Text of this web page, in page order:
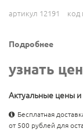
артикул 12191 код
Подробнее
узнать
Актуальные цены
Бесплатная
от 500 рублей для